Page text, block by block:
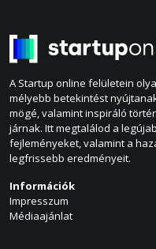
A Startup online felületein
mélyebb betekintést
mögé, valamint inspiráló
járnak. Itt megtalálod a
fejleményeket, valamint a
legfrissebb eredményeit.
Információk
Impresszum
Médiaajánlat